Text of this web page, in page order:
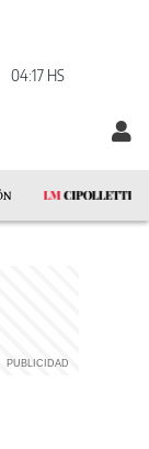
04:17 HS